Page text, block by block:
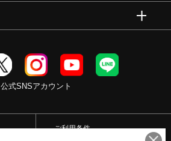
公式SNSアカウント
ご利用条件